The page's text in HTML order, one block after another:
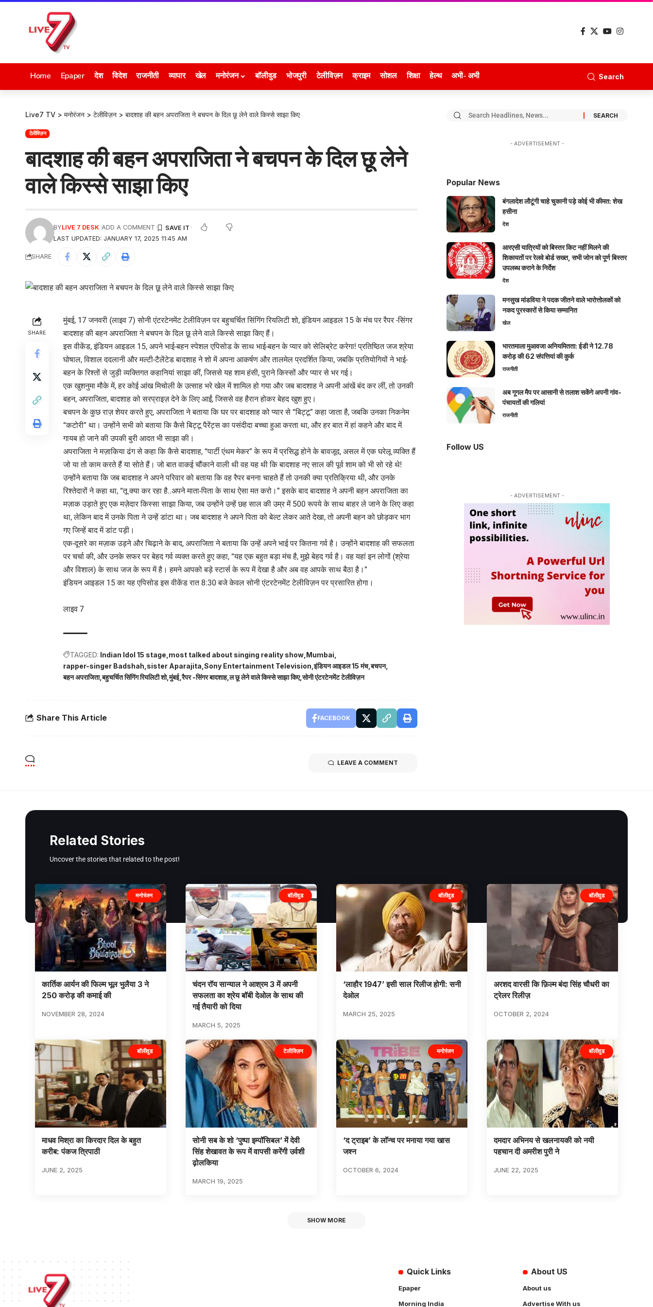
Home Epaper देश विदेश राजनीती व्यापार खेल मनोरंजन बॉलीवुड भोजपुरी टेलीविज़न क्राइम सोशल शिक्षा हेल्थ अभी- अभी Search
Live7 TV > मनोरंजन > टेलीविज़न > बादशाह की बहन अपराजिता ने बचपन के दिल छू लेने वाले किस्से साझा किए
टेलीविज़न
बादशाह की बहन अपराजिता ने बचपन के दिल छू लेने
वाले किस्से साझा किए
LAST UPDATED: JANUARY 17, 2025 11:45 AM
BYLIVE 7 DESK ADD A COMMENT
SHARE
SHARE
मुंबई, 17 जनवरी (लाइव 7) सोनी एंटरटेनमेंट टेलीविज़न पर बहुचर्चित सिंगिंग रियलिटी शो, इंडियन आइडल 15 के मंच पर रैपर -सिंगर
बादशाह की बहन अपराजिता ने बचपन के दिल छू लेने वाले किस्से साझा किए हैं।
इस वीकेंड, इंडियन आइडल 15, अपने भाई-बहन स्पेशल एपिसोड के साथ भाई-बहन के प्यार को सेलिब्रेट करेगा! प्रतिष्ठित जज श्रेया
घोषाल, विशाल ददलानी और मल्टी-टैलेंटेड बादशाह ने शो में अपना आकर्षण और तालमेल प्रदर्शित किया, जबकि प्रतियोगियों ने भाई-
बहन के रिश्तों से जुड़ी व्यक्तिगत कहानियां साझा कीं, जिससे यह शाम हंसी, पुराने किस्सों और प्यार से भर गई।
एक खुशनुमा मौके में, हर कोई आंख मिचोली के उत्साह भरे खेल में शामिल हो गया और जब बादशाह ने अपनी आंखें बंद कर लीं, तो उनकी
बहन, अपराजिता, बादशाह को सरप्राइज़ देने के लिए आईं, जिससे वह हैरान होकर बेहद खुश हुए।
बचपन के कुछ राज़ शेयर करते हुए, अपराजिता ने बताया कि घर पर बादशाह को प्यार से “बिट्टू” कहा जाता है, जबकि उनका निकनेम
“कटोरी” था। उन्होंने सभी को बताया कि कैसे बिट्टू पैरेंट्स का पसंदीदा बच्चा हुआ करता था, और हर बात में हां कहने और बाद में
गायब हो जाने की उपकी बुरी आदत भी साझा की।
अपराजिता ने मज़ाकिया ढंग से कहा कि कैसे बादशाह, “पार्टी एंथम मेकर” के रूप में प्रसिद्ध होने के बावजूद, असल में एक घरेलू व्यक्ति हैं
जो या तो काम करते हैं या सोते हैं। जो बात वाकई चौंकाने वाली थी वह यह थी कि बादशाह नए साल की पूर्व शाम को भी सो रहे थे!
उन्होंने बताया कि जब बादशाह ने अपने परिवार को बताया कि वह रैपर बनना चाहते हैं तो उनकी क्या प्रतिक्रिया थी, और उनके
रिश्तेदारों ने कहा था, “तू क्या कर रहा है..अपने माता-पिता के साथ ऐसा मत करो।” इसके बाद बादशाह ने अपनी बहन अपराजिता का
मज़ाक उड़ाते हुए एक मज़ेदार किस्सा साझा किया, जब उन्होंने उन्हें छह साल की उम्र में 500 रूपये के साथ बाहर ले जाने के लिए कहा
था, लेकिन बाद में उनके पिता ने उन्हें डांटा था। जब बादशाह ने अपने पिता को बेल्ट लेकर आते देखा, तो अपनी बहन को छोड़कर भाग
गए जिन्हें बाद में डांट पड़ी।
एक-दूसरे का मज़ाक उड़ने और चिढ़ाने के बाद, अपराजिता ने बताया कि उन्हें अपने भाई पर कितना गर्व है। उन्होंने बादशाह की सफलता
पर चर्चा की, और उनके सफर पर बेहद गर्व व्यक्त करते हुए कहा, “यह एक बहुत बड़ा मंच है, मुझे बेहद गर्व है। वह यहां इन लोगों (श्रेया
और विशाल) के साथ जज के रूप में है। हमने आपको बड़े स्टार्स के रूप में देखा है और अब वह आपके साथ बैठा है।”
इंडियन आइडल 15 का यह एपिसोड इस वीकेंड रात 8:30 बजे केवल सोनी एंटरटेनमेंट टेलीविज़न पर प्रसारित होगा।
लाइव 7
TAGGED: Indian Idol 15 stage most talked about singing reality show Mumbai
rapper-singer Badshah sister Aparajita Sony Entertainment Television इंडियन आइडल 15 मंच बचपन
बहन अपराजिता बहुचर्चित सिंगिंग रियलिटी शो मुंबई रैपर -सिंगर बादशाह ल छू लेने वाले किस्से साझा किए सोनी एंटरटेनमेंट टेलीविज़न
Share This Article FACEBOOK
LEAVE A COMMENT
- ADVERTISEMENT -
Popular News
बंगलादेश लौटूंगी चाहे चुकानी पड़े कोई भी कीमत: शेख
हसीना
देश
आरएसी यात्रियों को बिस्तर किट नहीं मिलने की
शिकायतों पर रेलवे बोर्ड सख्त, सभी जोन को पूर्ण बिस्तर
उपलब्ध कराने के निर्देश
देश
मनसुख मांडविया ने पदक जीतने वाले भारोत्तोलकों को
नकद पुरस्कारों से किया सम्मानित
खेल
भारतमाला मुआवजा अनियमितता: ईडी ने 12.78
करोड़ की 62 संपत्तियां की कुर्क
राजनीती
अब गूगल मैप पर आसानी से तलाश सकेंगे अपनी गांव-
पंचायतों की गलियां
राजनीती
Follow US
- ADVERTISEMENT -
Related Stories
Uncover the stories that related to the post!
मनोरंजन
कार्तिक आर्यन की फिल्म भूल भुलैया 3 ने
250 करोड़ की कमाई की
NOVEMBER 28, 2024
बॉलीवुड
चंदन रॉय सान्याल ने आश्रम 3 में अपनी
सफलता का श्रेय बॉबी देओल के साथ की
गई तैयारी को दिया
MARCH 5, 2025
बॉलीवुड
‘लाहौर 1947’ इसी साल रिलीज होगी: सनी
देओल
MARCH 25, 2025
बॉलीवुड
अरशद वारसी कि फ़िल्म बंदा सिंह चौधरी का
ट्रेलर रिलीज़
OCTOBER 2, 2024
बॉलीवुड
माधव मिश्रा का किरदार दिल के बहुत
करीब: पंकज त्रिपाठी
JUNE 2, 2025
टेलीविज़न
सोनी सब के शो ‘पुष्पा इम्पॉसिबल’ में देवी
सिंह शेखावत के रूप में वापसी करेंगी उर्वशी
ढ़ोलकिया
MARCH 19, 2025
मनोरंजन
‘द ट्राइब’ के लॉन्च पर मनाया गया खास
जश्न
OCTOBER 6, 2024
बॉलीवुड
दमदार अभिनय से खलनायकी को नयी
पहचान दी अमरीश पुरी ने
JUNE 22, 2025
SHOW MORE
Quick Links
Epaper
Morning India
About US
About us
Advertise With us